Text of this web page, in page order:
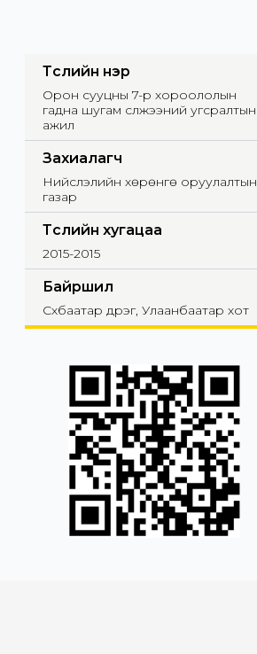
Төслийн нэр
Орон сууцны 7-р хороололын
гадна шугам сүлжээний угсралтын
ажил
Захиалагч
Нийслэлийн хөрөнгө оруулалтын
газар
Төслийн хугацаа
2015-2015
Байршил
Сүхбаатар дүүрэг, Улаанбаатар хот